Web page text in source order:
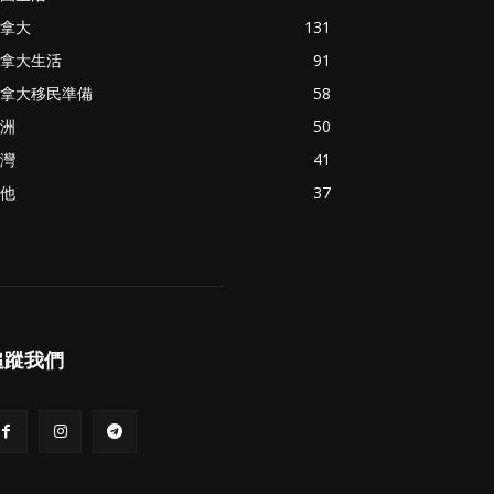
大
131
大生活
91
大移民準備
58
50
41
37
我們